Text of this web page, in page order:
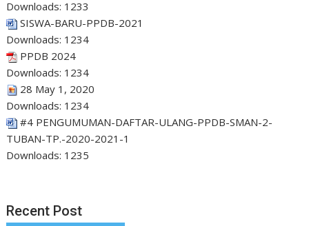
Downloads: 1233
SISWA-BARU-PPDB-2021
Downloads: 1234
PPDB 2024
Downloads: 1234
28 May 1, 2020
Downloads: 1234
#4 PENGUMUMAN-DAFTAR-ULANG-PPDB-SMAN-2-
TUBAN-TP.-2020-2021-1
Downloads: 1235
Recent Post